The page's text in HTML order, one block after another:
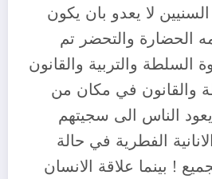
لا يعدو بان يكون
الحضارة والتحضر تم
السلطة والتربية والقانون
والقانون في مكان من
الناس الى سجيتهم
الفطرية في حالة
! بينما علاقة الانسان